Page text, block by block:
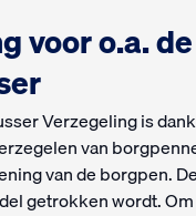
voor o.a.
Verzegeling is
van
van de borgpen.
getrokken wordt.